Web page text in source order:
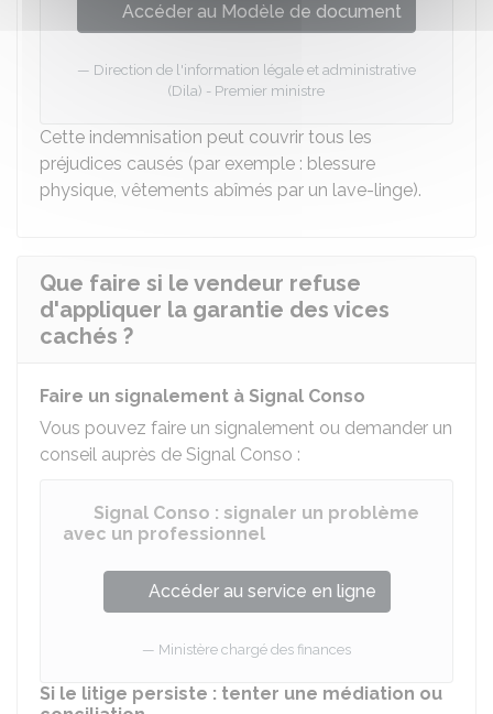
Accéder au Modèle de document
Direction de l'information légale et administrative
(Dila) - Premier ministre
Cette indemnisation peut couvrir tous les
préjudices causés (par exemple : blessure
physique, vêtements abîmés par un lave-linge).
Que faire si le vendeur refuse
d'appliquer la garantie des vices
cachés ?
Faire un signalement à Signal Conso
Vous pouvez faire un signalement ou demander un
conseil auprès de Signal Conso :
Signal Conso : signaler un problème
avec un professionnel
Accéder au service en ligne
Ministère chargé des finances
Si le litige persiste : tenter une médiation ou